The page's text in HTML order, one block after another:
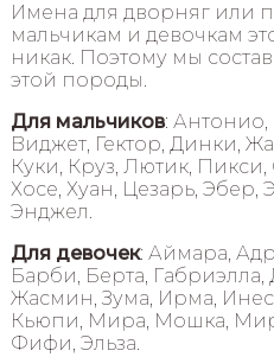
Имена для дворняг или
мальчикам и девочкам
никак. Поэтому мы
этой породы.
Для мальчиков:
Виджет, Гектор, Динки,
Куки, Круз, Лютик,
Хосе, Хуан, Цезарь, Эбер,
Энджел.
Для девочек: Аймара,
Барби, Берта,
Жасмин, Зума, Ирма,
Кьюпи, Мира, Мошка,
Фифи, Эльза.